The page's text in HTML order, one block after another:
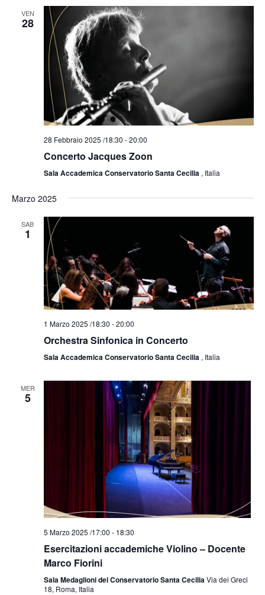
VEN
28
28 Febbraio 2025 /18:30 -20:00
Concerto Jacques Zoon
Sala Accademica Conservatorio Santa Cecilia , Italia
Marzo 2025
SAB
1
1 Marzo 2025 /18:30 -20:00
Orchestra Sinfonica in Concerto
Sala Accademica Conservatorio Santa Cecilia , Italia
MER
5
5 Marzo 2025 /17:00 - 18:30
Esercitazioni accademiche Violino – Docente
Marco Fiorini
Sala Medaglioni del Conservatorio Santa CeciliaVia dei Greci
18, Roma, Italia